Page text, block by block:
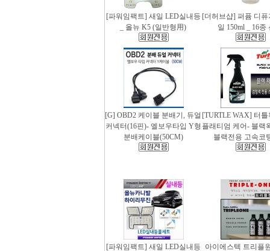
[파워임팩트] 새일 LED실내등
_ 올뉴 K5 (일반형用)
[더허브샵] 퍼퓸 디
일 150ml _ 16종
[G] OBD2 케이블 분배기, 듀얼
커넥터(16핀)- 엘보우타입 Y형
분배케이블(50CM)
[TURTLE WAX] 터
플래티엄 케어- 블랙
블랙전용 고속코
[파워임팩트] 새일 LED실내등 아이에스텍 트리플